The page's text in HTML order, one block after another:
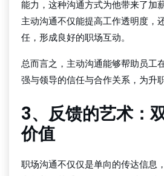
能力，这种沟通方式为他带来了加
主动沟通不仅能提高工作透明度，
任，形成良好的职场互动。
总而言之，主动沟通能够帮助员工
强与领导的信任与合作关系，为升
3、反馈的艺术：
价值
职场沟通不仅仅是单向的传达信息